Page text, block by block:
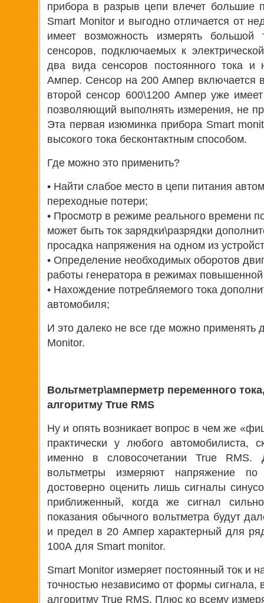
прибора в разрыв цепи влечет большие
Smart Monitor и выгодно отличается от
имеет возможность измерять
сенсоров, подключаемых к
два вида сенсоров постоянного тока
Ампер. Сенсор на 200 Ампер включается
второй сенсор 600\1200 Ампер уже имеет
позволяющий выполнять измерения, не
Эта первая изюминка прибора Smart
высокого тока бесконтактным способом.
Где можно это применить?
• Найти слабое место в цепи питания
переходные потери;
• Просмотр в режиме реального времени
может быть ток зарядки\разрядки
просадка напряжения на одном из
• Определение необходимых оборотов
работы генератора в режимах повышенной
• Нахождение потребляемого тока
автомобиля;
И это далеко не все где можно
Monitor.
Вольтметр\амперметр переменного
алгоритму True RMS
Ну и опять возникает вопрос в чем же
практически у любого
именно в словосочетании True
вольтметры измеряют напряжение по
достоверно оценить лишь сигналы
приближенный, когда же сигнал
показания обычного вольтметра будут
и предел в 20 Ампер характерный для
100А для Smart monitor.
Smart Monitor измеряет постоянный ток и
точностью независимо от формы сигнала,
алгоритму True RMS. Плюс ко всему